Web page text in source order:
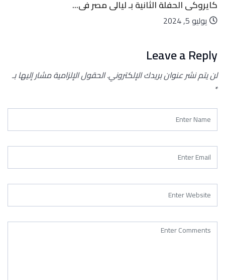
كايروكى الحفلة الثانية بـ ليالى مصر فى...
يوليو 5, 2024
Leave a Reply
لن يتم نشر عنوان بريدك الإلكتروني.الحقول الإلزامية مشار إليها بـ
*